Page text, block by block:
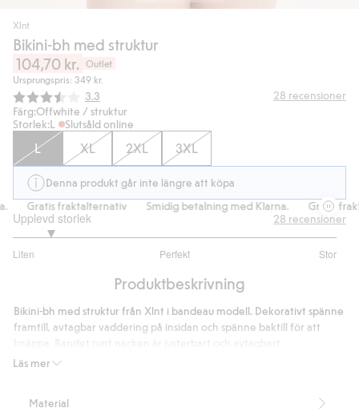
Xlnt
Bikini-bh med struktur
104,70 kr. Outlet
Ursprungspris: 349 kr.
Snittbetyg:
3.3 28 recensioner
Färg:Offwhite / struktur
Storlek:L Slutsåld online
L XL 2XL 3XL
Denna produkt går inte längre att köpa
Gratis fraktalternativ
Smidig betalning med Klarna. Gratis
Upplevd storlek
Liten Perfekt Stor
utav
23
betyg
28 recensioner
Produktbeskrivning
Läs mer
Bikini-bh med struktur från Xlnt i bandeau modell. Dekorativt spänne
framtill, avtagbar vaddering på insidan och spänne baktill för att
Bandeau modell
Innehåller 85% återvunnen polyester.
Material